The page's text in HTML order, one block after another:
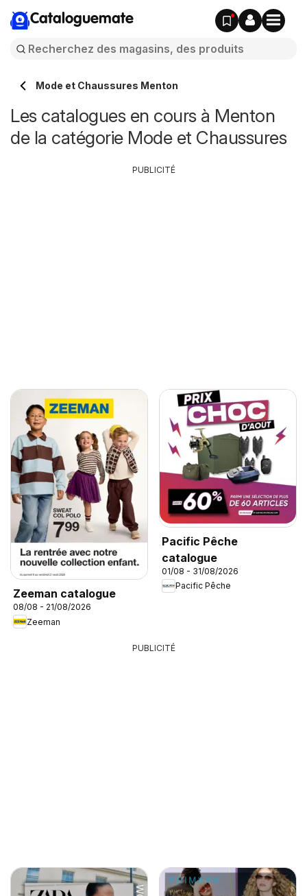
Cataloguemate
Mode et Chaussures Menton
Les catalogues en cours à Menton
de la catégorie Mode et Chaussures
Zeeman catalogue
08/08 - 21/08/2026
Zeeman
Pacific Pêche
catalogue
01/08 - 31/08/2026
Pacific Pêche
PUBLICITÉ
PUBLICITÉ